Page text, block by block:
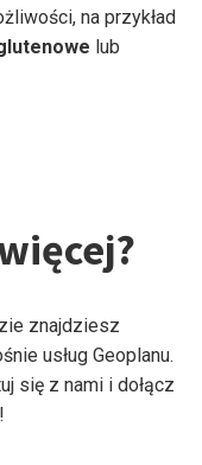
na przykład
lub
znajdziesz
usług Geoplanu.
się z nami i dołącz